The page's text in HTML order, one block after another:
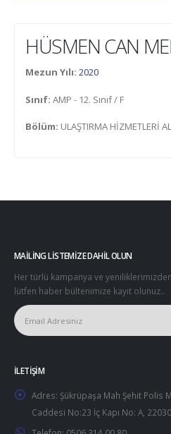
HÜSMEN CAN
Mezun Yılı: 2020
Sınıf: AMP - 12. Sınıf / F
Bölüm: ULAŞTIRMA HİZMETLERİ
MAILING LISTEMIZE DAHIL OLUN
Her türlü kampanya ve
lütfen haber bültenimize kayıt olunuz..
İLETIŞIM
Adres: Şükrüpaşa Mah Şehit Polis
Caddesi No:23 İç Kapı No: A,